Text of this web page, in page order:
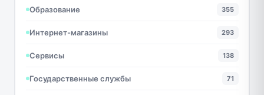
Образование 355
Интернет-магазины 293
Сервисы 138
Государственные службы 71